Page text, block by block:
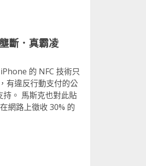
斷．真霸凌
的 NFC 技術只
有違反行動支付的公
持。 馬斯克也對此貼
網路上徵收 30% 的